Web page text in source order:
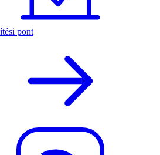
pont